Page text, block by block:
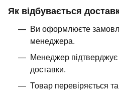
Як відбувається
Ви оформлюєте
менеджера.
Менеджер підтверджує
доставки.
Товар перевіряється